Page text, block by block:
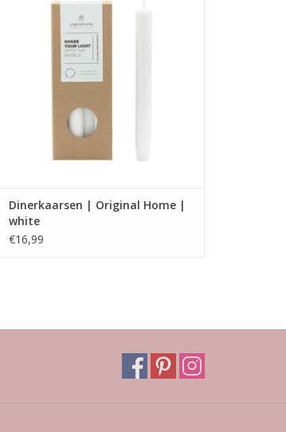
met kokoswas in een speciale
geschenkverpakking
TOEVOEGEN AAN WINKELWAGEN
Dinerkaarsen | Original Home |
white
€16,99